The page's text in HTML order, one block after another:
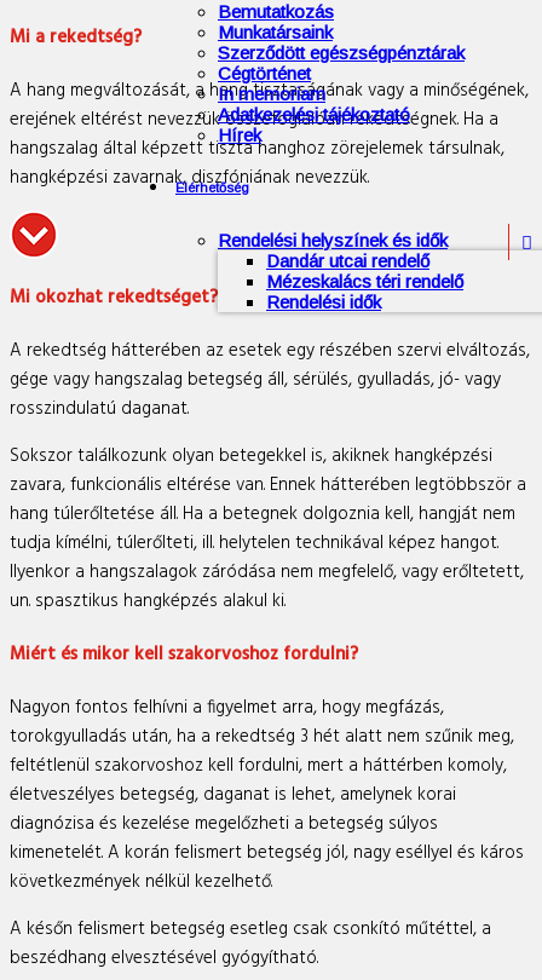
Bemutatkozás
Munkatársaink
Szerződött egészségpénztárak
Cégtörténet
In memoriam
Adatkezelési tájékoztató
Hírek
Elérhetőség
Rendelési helyszínek és idők 
Dandár utcai rendelő
Mézeskalács téri rendelő
Rendelési idők
Mi a rekedtség?
A hang megváltozását, a hang tisztaságának vagy a minőségének,
erejének eltérést nevezzük összefoglalóan rekedtségnek. Ha a
hangszalag által képzett tiszta hanghoz zörejelemek társulnak,
hangképzési zavarnak, diszfóniának nevezzük.
Mi okozhat rekedtséget?
A rekedtség hátterében az esetek egy részében szervi elváltozás,
gége vagy hangszalag betegség áll, sérülés, gyulladás, jó- vagy
rosszindulatú daganat.
Sokszor találkozunk olyan betegekkel is, akiknek hangképzési
zavara, funkcionális eltérése van. Ennek hátterében legtöbbször a
hang túlerőltetése áll. Ha a betegnek dolgoznia kell, hangját nem
tudja kímélni, túlerőlteti, ill. helytelen technikával képez hangot.
Ilyenkor a hangszalagok záródása nem megfelelő, vagy erőltetett,
un. spasztikus hangképzés alakul ki.
Miért és mikor kell szakorvoshoz fordulni?
Nagyon fontos felhívni a figyelmet arra, hogy megfázás,
torokgyulladás után, ha a rekedtség 3 hét alatt nem szűnik meg,
feltétlenül szakorvoshoz kell fordulni, mert a háttérben komoly,
életveszélyes betegség, daganat is lehet, amelynek korai
diagnózisa és kezelése megelőzheti a betegség súlyos
kimenetelét. A korán felismert betegség jól, nagy eséllyel és káros
következmények nélkül kezelhető.
A későn felismert betegség esetleg csak csonkító műtéttel, a
beszédhang elvesztésével gyógyítható.